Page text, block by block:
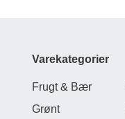
Varekategorier
Frugt & Bær
Grønt